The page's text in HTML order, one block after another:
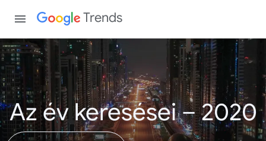
Trends
Az év keresései – 2020